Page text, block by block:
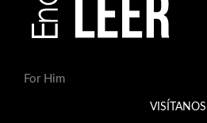
For Him
VISÍTANOS